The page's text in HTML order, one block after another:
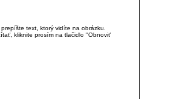
text, ktorý vidíte na obrázku.
kliknite prosím na tlačidlo "Obnoviť